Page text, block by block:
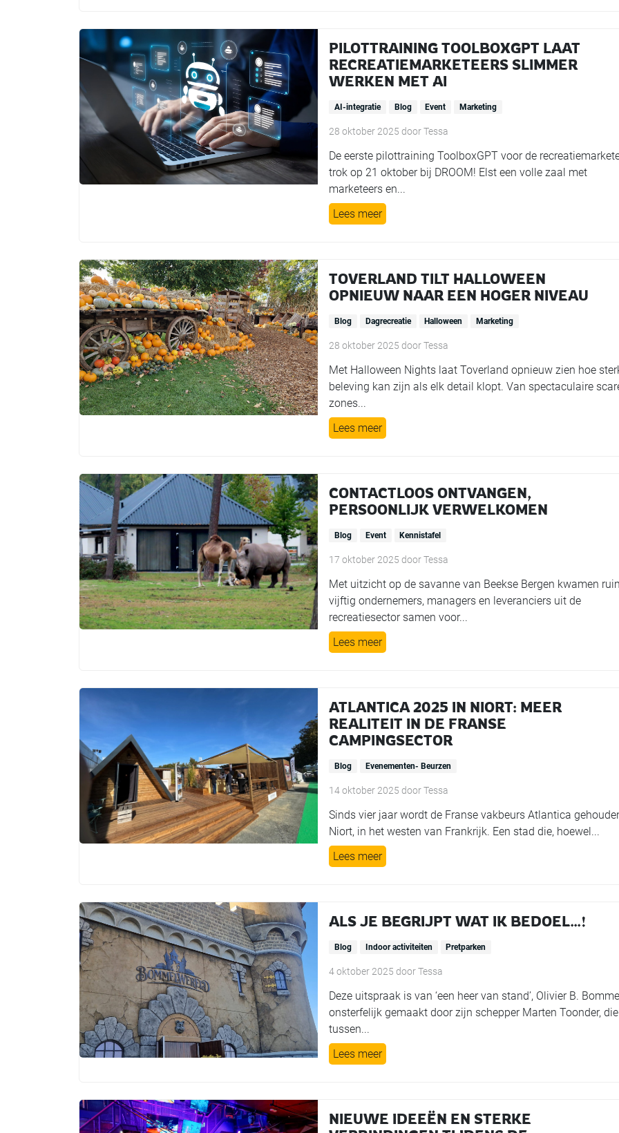
PILOTTRAINING TOOLBOXGPT LAAT
RECREATIEMARKETEERS SLIMMER
WERKEN MET AI
AI-integratie Blog Event Marketing
28 oktober 2025 doorTessa
De eerste pilottraining ToolboxGPT voor de
trok op 21 oktober bij DROOM! Elst een volle zaal met
marketeers en...
Lees meer
TOVERLAND TILT HALLOWEEN
OPNIEUW NAAR EEN HOGER NIVEAU
Blog Dagrecreatie Halloween Marketing
28 oktober 2025 doorTessa
Met Halloween Nights laat Toverland opnieuw zien hoe
beleving kan zijn als elk detail klopt. Van spectaculaire
zones...
Lees meer
CONTACTLOOS ONTVANGEN,
PERSOONLIJK VERWELKOMEN
Blog Event Kennistafel
17 oktober 2025 doorTessa
Met uitzicht op de savanne van Beekse Bergen kwamen
vijftig ondernemers, managers en leveranciers uit de
recreatiesector samen voor...
Lees meer
ATLANTICA 2025 IN NIORT: MEER
REALITEIT IN DE FRANSE
CAMPINGSECTOR
Blog Evenementen- Beurzen
14 oktober 2025 doorTessa
Sinds vier jaar wordt de Franse vakbeurs Atlantica
Niort, in het westen van Frankrijk. Een stad die, hoewel...
Lees meer
ALS JE BEGRIJPT WAT IK BEDOEL…!
Blog Indoor activiteiten Pretparken
4 oktober 2025 doorTessa
Deze uitspraak is van ‘een heer van stand’, Olivier B.
onsterfelijk gemaakt door zijn schepper Marten Toonder, die
tussen...
Lees meer
NIEUWE IDEEËN EN STERKE